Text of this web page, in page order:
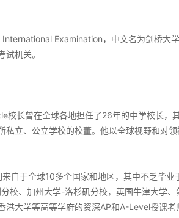
Examination，中文名为剑桥大
机关。
校长曾在全球各地担任了26年的中学校长，
立、公立学校的校董。他以全球视野和对领
自于全球10多个国家和地区，其中不乏毕业
校、加州大学-洛杉矶分校，英国牛津大学
大学等高等学府的资深AP和A-Level授课